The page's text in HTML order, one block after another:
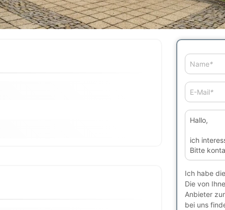
Name*
E-Mail*
Ich habe
Die von
Anbieter
bei uns